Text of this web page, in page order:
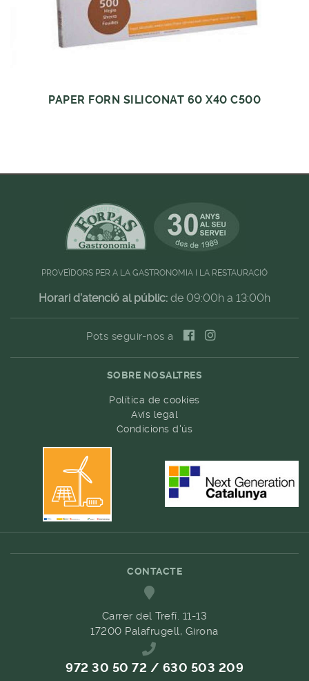
PAPER FORN SILICONAT 60 X40 C500
PROVEÏDORS PER A LA GASTRONOMIA I LA RESTAURACIÓ
Horari d'atenció al públic: de 09:00h a 13:00h
Pots seguir-nos a
SOBRE NOSALTRES
Política de cookies
Avís legal
Condicions d'ús
CONTACTE
Carrer del Trefí. 11-13
17200 Palafrugell, Girona
972 30 50 72 / 630 503 209